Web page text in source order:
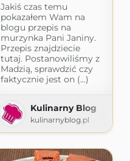
Jakiś czas temu
pokazałem Wam na
blogu przepis na
murzynka Pani Janiny.
Przepis znajdziecie
tutaj. Postanowiliśmy z
Madzią, sprawdzić czy
faktycznie jest on (...)
Kulinarny Blog
kulinarnyblog.pl